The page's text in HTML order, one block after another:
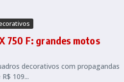
750 F: grandes motos
decorativos com propagandas
109...